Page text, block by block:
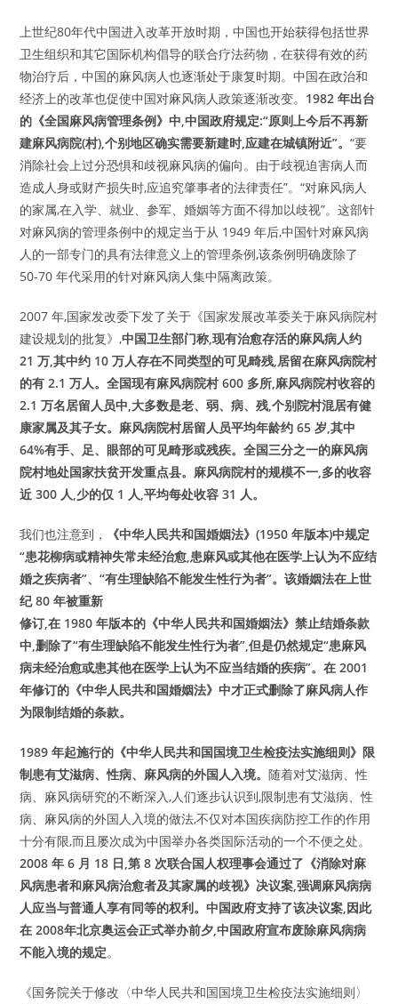
上世纪80年代中国进入改革开放时期，中国也开始获得包括世界
卫生组织和其它国际机构倡导的联合疗法药物，在获得有效的药
物治疗后，中国的麻风病人也逐渐处于康复时期。中国在政治和
经济上的改革也促使中国对麻风病人政策逐渐改变。 1982 年出台
的《全国麻风病管理条例》中,中国政府规定:“原则上今后不再新
建麻风病院(村),个别地区确实需要新建时,应建在城镇附近”。“要
消除社会上过分恐惧和歧视麻风病的偏向。由于歧视迫害病人而
造成人身或财产损失时,应追究肇事者的法律责任”。“对麻风病人
的家属,在入学、就业、参军、婚姻等方面不得加以歧视”。这部针
对麻风病的管理条例中的规定当于从 1949 年后,中国针对麻风病
人的一部专门的具有法律意义上的管理条例,该条例明确废除了
50-70 年代采用的针对麻风病人集中隔离政策。
2007 年,国家发改委下发了关于《国家发展改革委关于麻风病院村
建设规划的批复》,中国卫生部门称,现有治愈存活的麻风病人约
21 万,其中约 10 万人存在不同类型的可见畸残,居留在麻风病院村
的有 2.1 万人。全国现有麻风病院村 600 多所,麻风病院村收容的
2.1 万名居留人员中,大多数是老、弱、病、残,个别院村混居有健
康家属及其子女。麻风病院村居留人员平均年龄约 65 岁,其中
64%有手、足、眼部的可见畸形或残疾。全国三分之一的麻风病
院村地处国家扶贫开发重点县。麻风病院村的规模不一,多的收容
近 300 人,少的仅 1 人,平均每处收容 31 人。
我们也注意到，
《中华人民共和国婚姻法》(1950 年版本)中规定
“患花柳病或精神失常未经治愈,患麻风或其他在医学上认为不应结
婚之疾病者”、“有生理缺陷不能发生性行为者”。该婚姻法在上世
纪 80 年被重新
修订,在 1980 年版本的《中华人民共和国婚姻法》禁止结婚条款
中,删除了“有生理缺陷不能发生性行为者”,但是仍然规定“患麻风
病未经治愈或患其他在医学上认为不应当结婚的疾病”。在 2001
年修订的《中华人民共和国婚姻法》中才正式删除了麻风病人作
为限制结婚的条款。
1989 年起施行的《中华人民共和国国境卫生检疫法实施细则》限
制患有艾滋病、性病、麻风病的外国人入境。随着对艾滋病、性
病、麻风病研究的不断深入,人们逐步认识到,限制患有艾滋病、性
病、麻风病的外国人入境的做法,不仅对本国疾病防控工作的作用
十分有限,而且屡次成为中国举办各类国际活动的一个不便之处。
2008 年 6 月 18 日,第 8 次联合国人权理事会通过了《消除对麻
风病患者和麻风病治愈者及其家属的歧视》决议案,强调麻风病病
人应当与普通人享有同等的权利。中国政府支持了该决议案,因此
在 2008年北京奥运会正式举办前夕,中国政府宣布废除麻风病病
不能入境的规定。
《国务院关于修改〈中华人民共和国国境卫生检疫法实施细则〉